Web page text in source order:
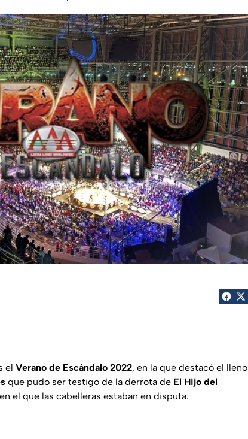
el Verano de Escándalo 2022, en la que destacó el lleno
que pudo ser testigo de la derrota de El Hijo del
el que las cabelleras estaban en disputa.